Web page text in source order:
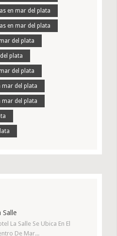
en mar del plata
en mar del plata
del plata
plata
del plata
mar del plata
mar del plata
Salle
La Salle Se Ubica En El
De Mar...